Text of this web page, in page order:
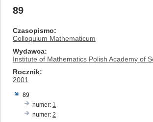
89
Czasopismo
Colloquium Mathematicum
Wydawca
Institute of Mathematics Polish Academy of
Rocznik
2001
89
numer: 1
numer: 2